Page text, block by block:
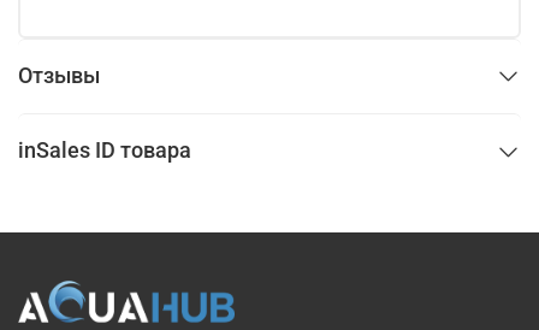
Отзывы
inSales ID товара